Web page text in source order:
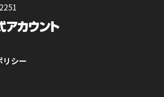
シー